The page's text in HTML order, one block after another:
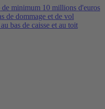
minimum 10 millions d'euros
de dommage et de vol
bas de caisse et au toit